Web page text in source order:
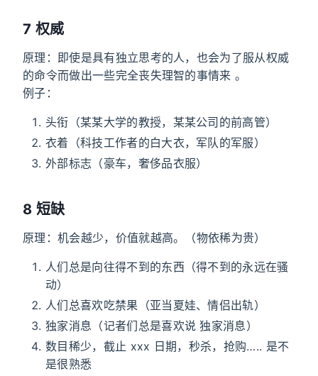
7 权威
原理：即使是具有独立思考的人，也会为了服从权威
的命令而做出一些完全丧失理智的事情来 。
例子：
头衔（某某大学的教授，某某公司的前高管）
衣着（科技工作者的白大衣，军队的军服）
外部标志（豪车，奢侈品衣服）
8 短缺
原理：机会越少，价值就越高。（物依稀为贵）
人们总是向往得不到的东西（得不到的永远在骚
动）
人们总喜欢吃禁果（亚当夏娃、情侣出轨）
独家消息（记者们总是喜欢说 独家消息）
数目稀少，截止 xxx 日期，秒杀，抢购….. 是不
是很熟悉